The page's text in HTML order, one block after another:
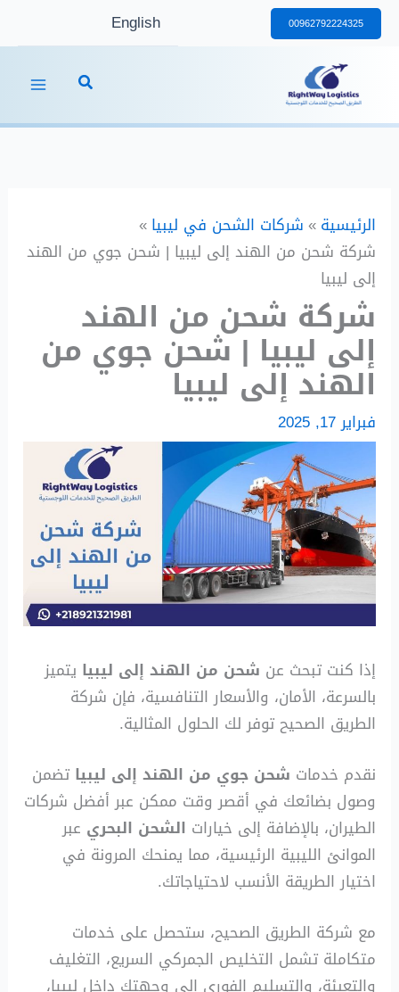
تخطي
إلى
المحتوى
00962792224325
English
الرئيسية
شركات الشحن في ليبيا
شركة شحن من الهند إلى ليبيا | شحن جوي من الهند
إلى ليبيا
شركة شحن من الهند
إلى ليبيا | شحن جوي من
الهند إلى ليبيا
فبراير 17, 2025
إذا كنت تبحث عن شحن من الهند إلى ليبيا يتميز
بالسرعة، الأمان، والأسعار التنافسية، فإن شركة
الطريق الصحيح توفر لك الحلول المثالية.
نقدم خدمات شحن جوي من الهند إلى ليبيا تضمن
وصول بضائعك في أقصر وقت ممكن عبر أفضل شركات
الطيران، بالإضافة إلى خيارات الشحن البحري عبر
الموانئ الليبية الرئيسية، مما يمنحك المرونة في
اختيار الطريقة الأنسب لاحتياجاتك.
مع شركة الطريق الصحيح، ستحصل على خدمات
متكاملة تشمل التخليص الجمركي السريع، التغليف
والتعبئة، والتسليم الفوري إلى وجهتك داخل ليبيا،